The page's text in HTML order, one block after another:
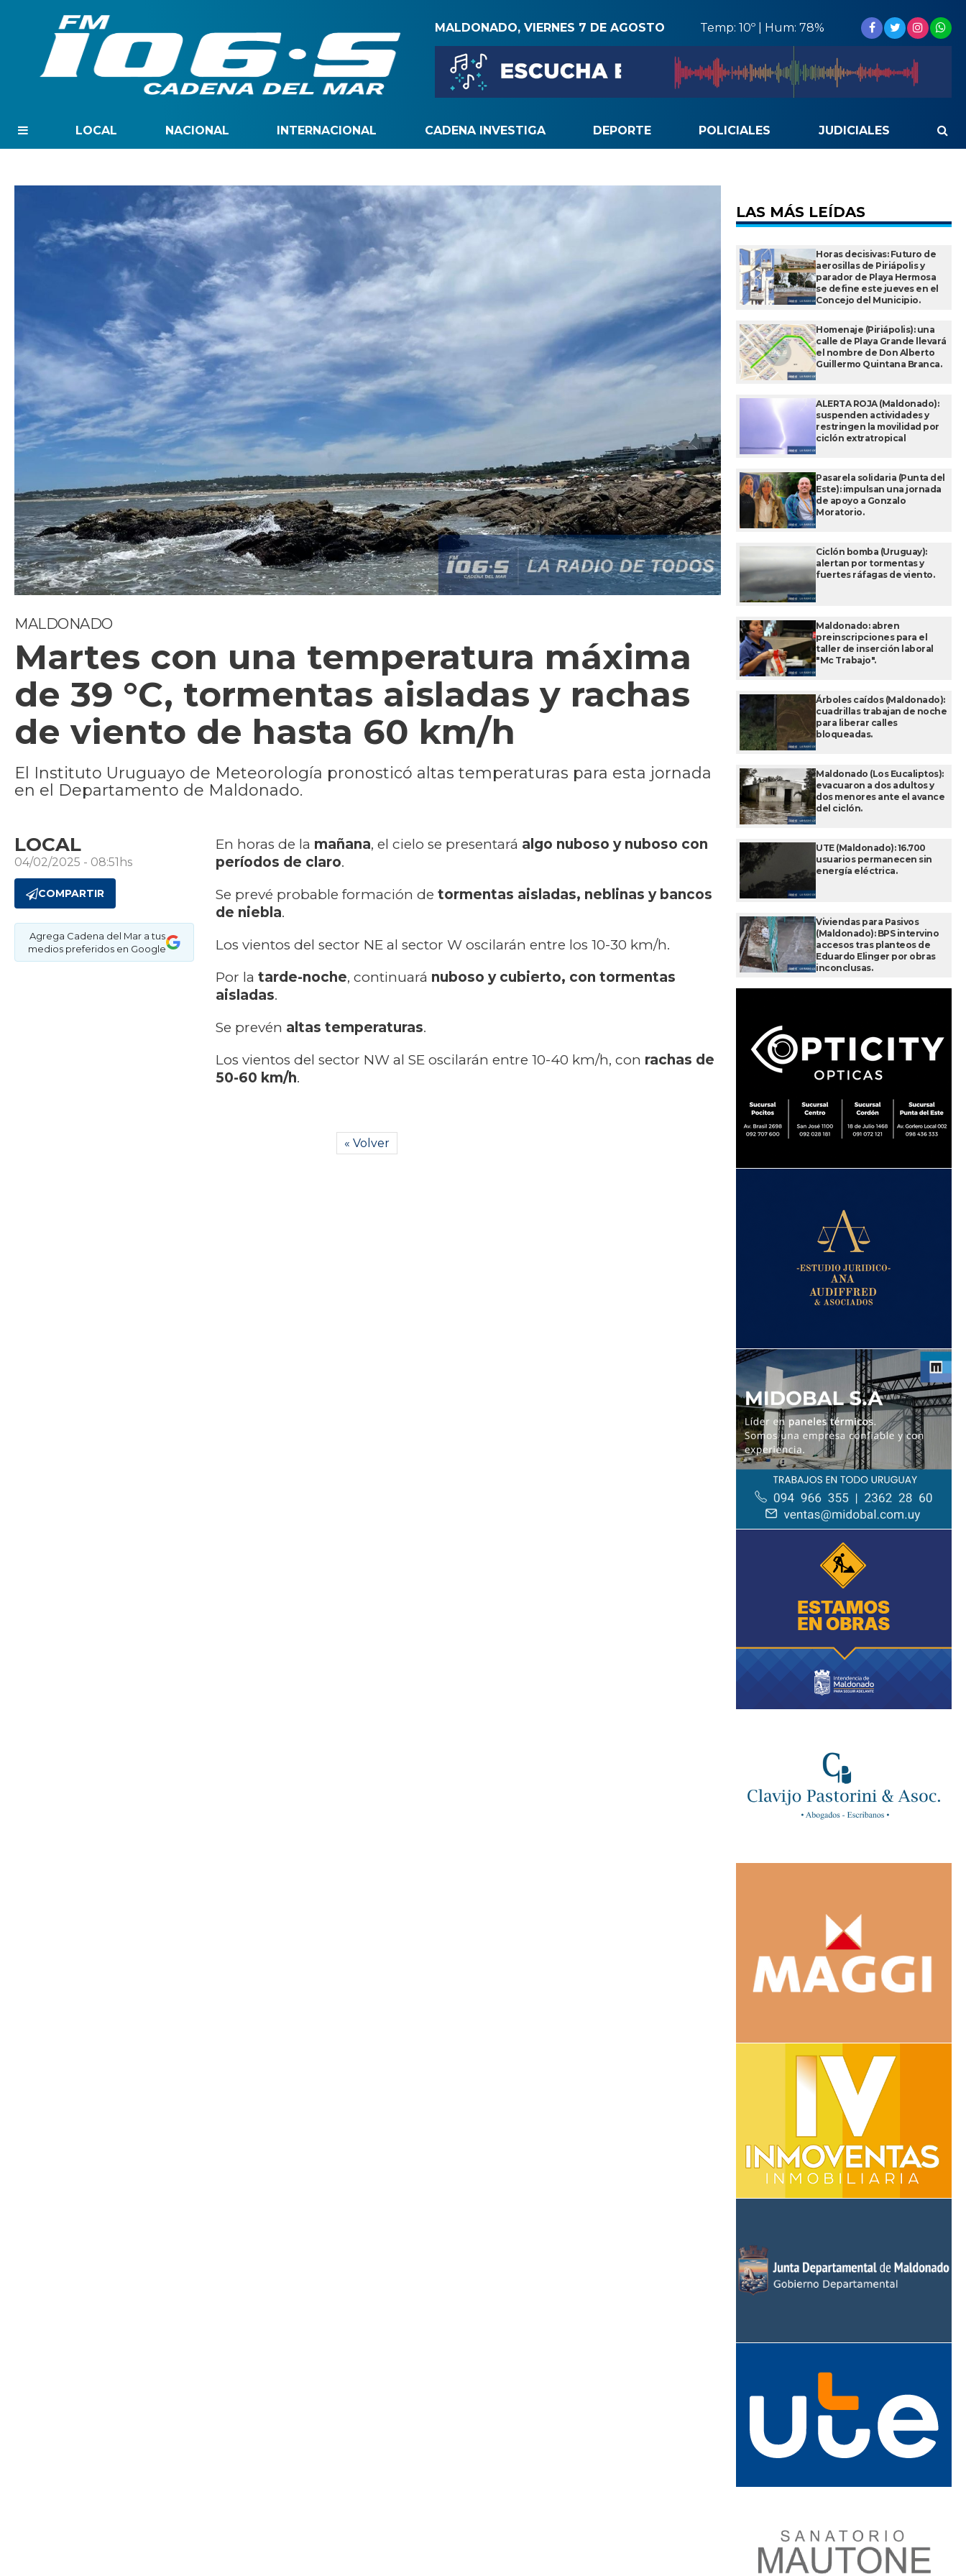
MALDONADO, VIERNES 7 DE AGOSTO Temp: 10º | Hum: 78%
LOCAL NACIONAL INTERNACIONAL CADENA INVESTIGA DEPORTE POLICIALES JUDICIALES
MALDONADO
Martes con una temperatura máxima
de 39 °C, tormentas aisladas y rachas
de viento de hasta 60 km/h
El Instituto Uruguayo de Meteorología pronosticó altas temperaturas para esta jornada
en el Departamento de Maldonado.
LOCAL
04/02/2025 - 08:51hs
COMPARTIR
Agrega Cadena del Mar a tus
medios preferidos en Google
En horas de la mañana, el cielo se presentará algo nuboso y nuboso con
períodos de claro.
Se prevé probable formación de tormentas aisladas, neblinas y bancos
de niebla.
Los vientos del sector NE al sector W oscilarán entre los 10-30 km/h.
Por la tarde-noche, continuará nuboso y cubierto, con tormentas
aisladas.
Se prevén altas temperaturas.
Los vientos del sector NW al SE oscilarán entre 10-40 km/h, con rachas de
50-60 km/h.
« Volver
LAS MÁS LEÍDAS
Horas decisivas: Futuro de
aerosillas de Piriápolis y
parador de Playa Hermosa
se define este jueves en el
Concejo del Municipio.
Homenaje (Piriápolis): una
calle de Playa Grande llevará
el nombre de Don Alberto
Guillermo Quintana Branca.
ALERTA ROJA (Maldonado):
suspenden actividades y
restringen la movilidad por
ciclón extratropical
Pasarela solidaria (Punta del
Este): impulsan una jornada
de apoyo a Gonzalo
Moratorio.
Ciclón bomba (Uruguay):
alertan por tormentas y
fuertes ráfagas de viento.
Maldonado: abren
preinscripciones para el
taller de inserción laboral
"Mc Trabajo".
Árboles caídos (Maldonado):
cuadrillas trabajan de noche
para liberar calles
bloqueadas.
Maldonado (Los Eucaliptos):
evacuaron a dos adultos y
dos menores ante el avance
del ciclón.
UTE (Maldonado): 16.700
usuarios permanecen sin
energía eléctrica.
Viviendas para Pasivos
(Maldonado): BPS intervino
accesos tras planteos de
Eduardo Elinger por obras
inconclusas.